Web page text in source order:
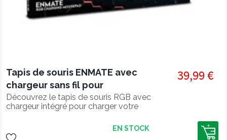
Tapis de souris ENMATE avec
chargeur sans fil pour
téléphone
Découvrez le tapis de souris RGB avec
chargeur intégré pour charger votre
39,99 €
EN STOCK